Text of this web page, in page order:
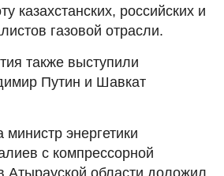
казахстанских, российских и
газовой отрасли.
также выступили
Путин и Шавкат
энергетики
с компрессорной
Атырауской области доложил